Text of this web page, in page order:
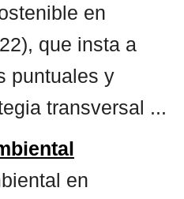
en
que insta a
puntuales y
transversal ...
en